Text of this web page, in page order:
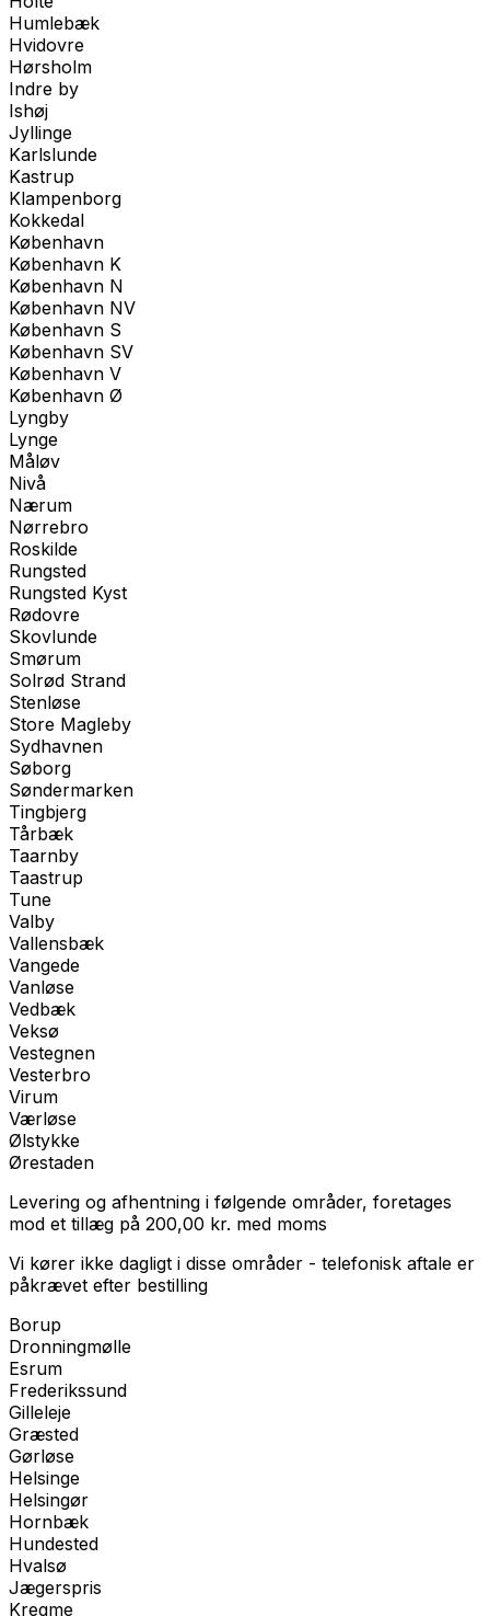
Humlebæk
Hvidovre
Hørsholm
Indre by
Ishøj
Jyllinge
Karlslunde
Kastrup
Klampenborg
Kokkedal
København
København K
København N
København NV
København S
København SV
København V
København Ø
Lyngby
Lynge
Måløv
Nivå
Nærum
Nørrebro
Roskilde
Rungsted
Rungsted Kyst
Rødovre
Skovlunde
Smørum
Solrød Strand
Stenløse
Store Magleby
Sydhavnen
Søborg
Søndermarken
Tingbjerg
Tårbæk
Taarnby
Taastrup
Tune
Valby
Vallensbæk
Vangede
Vanløse
Vedbæk
Veksø
Vestegnen
Vesterbro
Virum
Værløse
Ølstykke
Ørestaden
Levering og afhentning i følgende områder, foretages
mod et tillæg på 200,00 kr. med moms
Vi kører ikke dagligt i disse områder - telefonisk aftale er
påkrævet efter bestilling
Borup
Dronningmølle
Esrum
Frederikssund
Gilleleje
Græsted
Gørløse
Helsinge
Helsingør
Hornbæk
Hundested
Hvalsø
Jægerspris
Kregme